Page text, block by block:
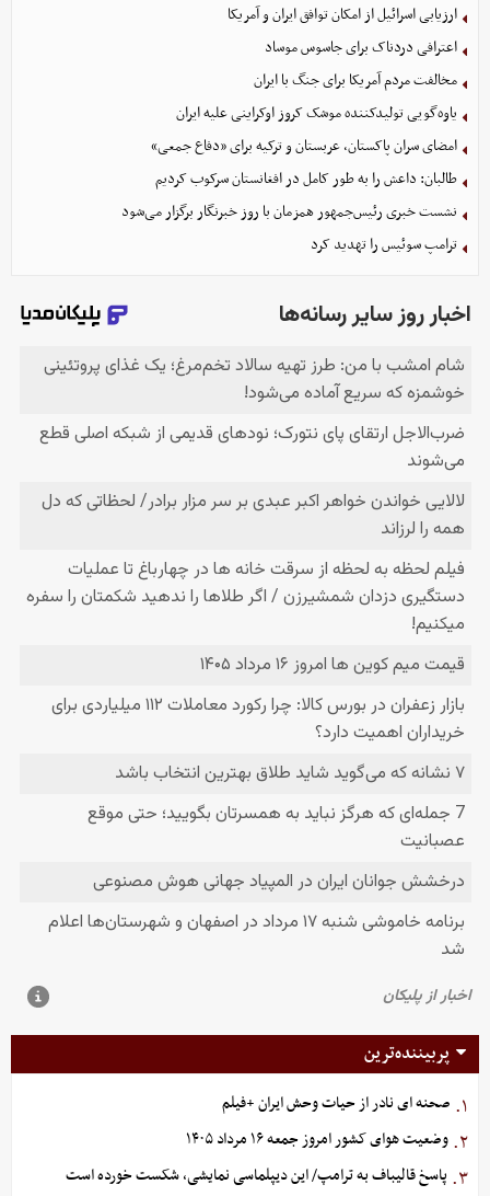
ارزیابی اسرائیل از امکان توافق ایران و آمریکا
اعترافی دردناک برای جاسوس موساد
مخالفت مردم آمریکا برای جنگ با ایران
یاوه‌گویی تولیدکننده موشک کروز اوکراینی علیه ایران
امضای سران پاکستان، عربستان و ترکیه برای «دفاع جمعی»
طالبان: داعش را به طور کامل در افغانستان سرکوب کردیم
نشست خبری رئیس‌جمهور همزمان با روز خبرنگار برگزار می‌شود
ترامپ سوئیس را تهدید کرد
پربیننده‌ترین
۱. صحنه ای نادر از حیات وحش ایران +فیلم
۲. وضعیت هوای کشور امروز جمعه ۱۶ مرداد ۱۴۰۵
۳. پاسخ قالیباف به ترامپ/ این دیپلماسی نمایشی، شکست خورده است